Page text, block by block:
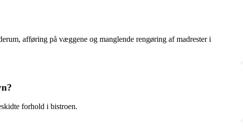
afføring på væggene og manglende rengøring af madrester i
forhold i bistroen.